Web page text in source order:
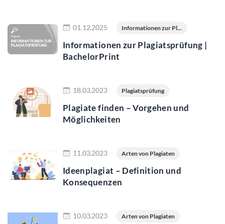
01.12.2025 Informationen zur Pl...
Informationen zur Plagiatsprüfung |
BachelorPrint
18.03.2023 Plagiatsprüfung
Plagiate finden – Vorgehen und
Möglichkeiten
11.03.2023 Arten von Plagiaten
Ideenplagiat – Definition und
Konsequenzen
10.03.2023 Arten von Plagiaten